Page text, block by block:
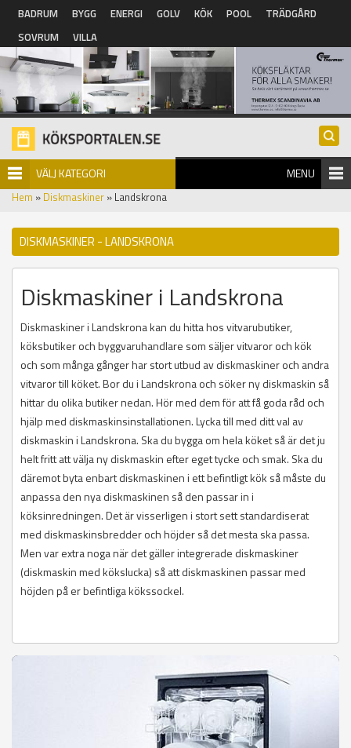
Hoppa till huvudinnehåll
BADRUM BYGG ENERGI GOLV KÖK POOL
TRÄDGÅRD
SOVRUM
VILLA
VÄLJ KATEGORI MENU
Hem » Diskmaskiner » Landskrona
DISKMASKINER - LANDSKRONA
Diskmaskiner i Landskrona
Diskmaskiner i Landskrona kan du hitta hos vitvarubutiker,
köksbutiker och byggvaruhandlare som säljer vitvaror och kök
och som många gånger har stort utbud av diskmaskiner och andra
vitvaror till köket. Bor du i Landskrona och söker ny diskmaskin så
hittar du olika butiker nedan. Hör med dem för att få goda råd och
hjälp med diskmaskinsinstallationen. Lycka till med ditt val av
diskmaskin i Landskrona. Ska du bygga om hela köket så är det ju
helt fritt att välja ny diskmaskin efter eget tycke och smak. Ska du
däremot byta enbart diskmaskinen i ett befintligt kök så måste du
anpassa den nya diskmaskinen så den passar in i
köksinredningen. Det är visserligen i stort sett standardiserat
med diskmaskinsbredder och höjder så det mesta ska passa.
Men var extra noga när det gäller integrerade diskmaskiner
(diskmaskin med kökslucka) så att diskmaskinen passar med
höjden på er befintliga kökssockel.